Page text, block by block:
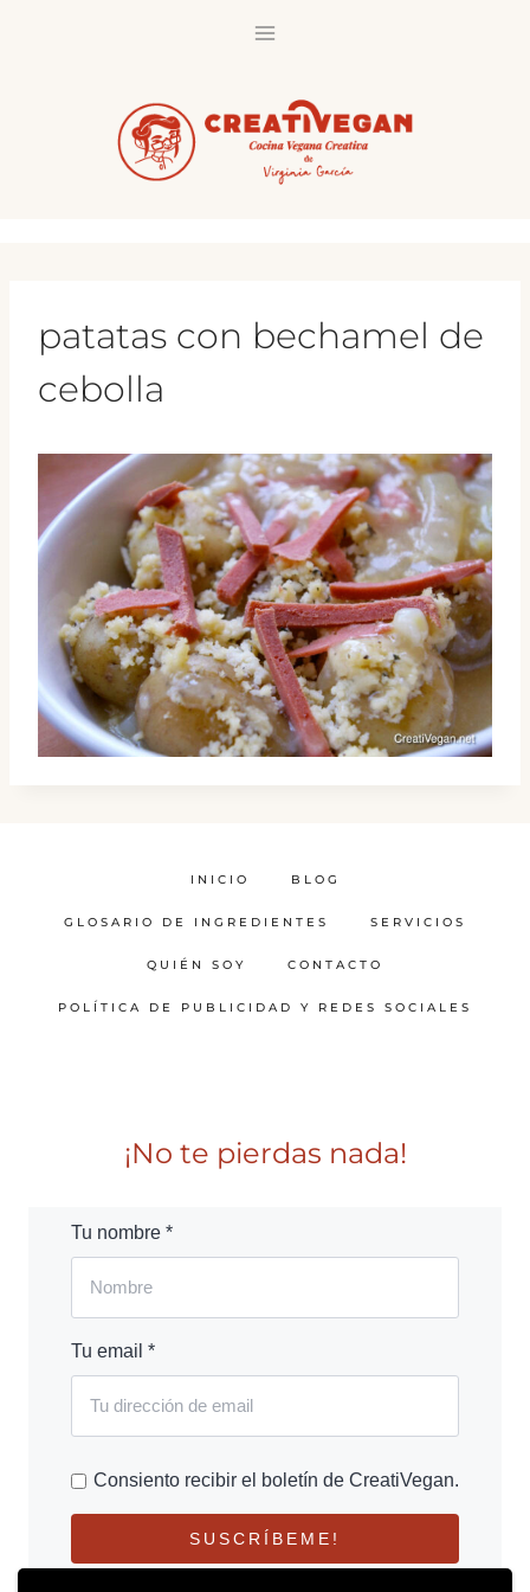
patatas con bechamel de
cebolla
INICIO BLOG
GLOSARIO DE INGREDIENTES SERVICIOS
QUIÉN SOY CONTACTO
POLÍTICA DE PUBLICIDAD Y REDES SOCIALES
¡No te pierdas nada!
Tu nombre *
Tu email *
Consiento recibir el boletín de CreatiVegan.
SUSCRÍBEME!